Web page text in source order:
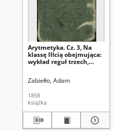
Arytmetyka. Cz. 3, Na
klassę IIIcią obejmująca:
wykład reguł trzech,
kwadratu, wyciąganie
kwadratowego, dodatek
mieszczący miary
francuzkie, angielskie,
pruskie i austryackie,
tudzież 613 zagadnień,
Zabiełło, Adam
1858
książka